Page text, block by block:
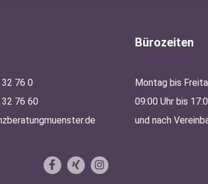
76 0
76 60
Bürozeiten
Montag bis
09:00 Uhr bis
und nach